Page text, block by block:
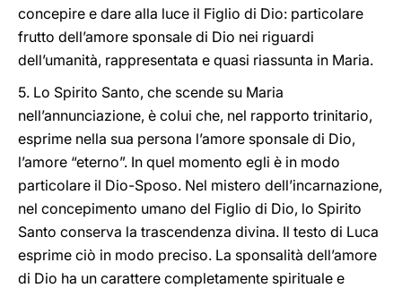
concepire e dare alla luce il Figlio di Dio: particolare
frutto dell’amore sponsale di Dio nei riguardi
dell’umanità, rappresentata e quasi riassunta in Maria.
5. Lo Spirito Santo, che scende su Maria
nell’annunciazione, è colui che, nel rapporto trinitario,
esprime nella sua persona l’amore sponsale di Dio,
l’amore “eterno”. In quel momento egli è in modo
particolare il Dio-Sposo. Nel mistero dell’incarnazione,
nel concepimento umano del Figlio di Dio, lo Spirito
Santo conserva la trascendenza divina. Il testo di Luca
esprime ciò in modo preciso. La sponsalità dell’amore
di Dio ha un carattere completamente spirituale e